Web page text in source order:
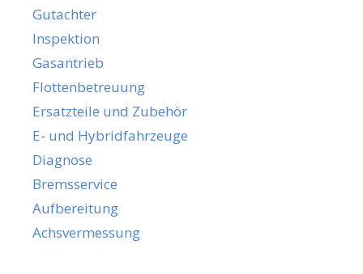
Gutachter
Inspektion
Gasantrieb
Flottenbetreuung
Ersatzteile und Zubehör
E- und Hybridfahrzeuge
Diagnose
Bremsservice
Aufbereitung
Achsvermessung